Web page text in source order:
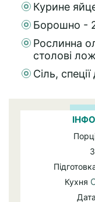
Курине
Борошно -
Рослинна
столові
Сіль,
Кухня